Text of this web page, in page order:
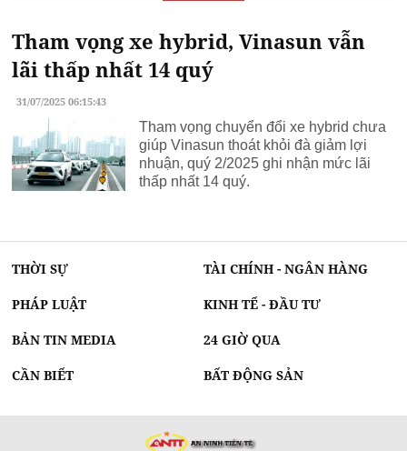
Tham vọng xe hybrid, Vinasun vẫn
lãi thấp nhất 14 quý
31/07/2025 06:15:43
Tham vọng chuyển đổi xe hybrid chưa
giúp Vinasun thoát khỏi đà giảm lợi
nhuận, quý 2/2025 ghi nhận mức lãi
thấp nhất 14 quý.
THỜI SỰ TÀI CHÍNH - NGÂN HÀNG
PHÁP LUẬT KINH TẾ - ĐẦU TƯ
BẢN TIN MEDIA 24 GIỜ QUA
CẦN BIẾT BẤT ĐỘNG SẢN